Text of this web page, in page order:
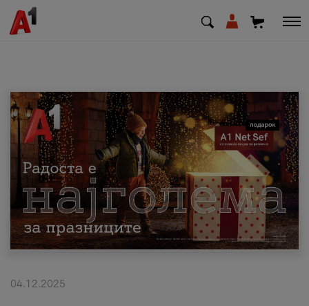
МК EN SQ
Приватни Деловни
Поддршка
Надополни кредит
04.12.2025